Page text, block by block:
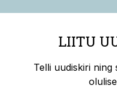
LIITU
Telli uudiskiri ning